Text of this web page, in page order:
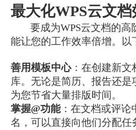
最大化WPS云文
要成为WPS云文档的
能让您的工作效率倍增。以
善用模板中心：在创建新文
库。无论是简历、报告还
为您节省大量排版时间。
掌握@功能：在文档或评论
名，可以直接向他们分配任